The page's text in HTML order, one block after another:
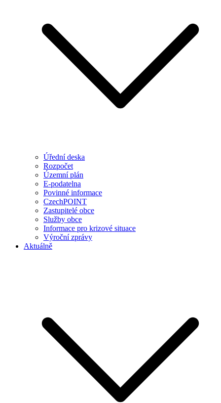
Úřední deska
Rozpočet
Územní plán
E-podatelna
Povinné informace
CzechPOINT
Zastupitelé obce
Služby obce
Informace pro krizové situace
Výroční zprávy
Aktuálně